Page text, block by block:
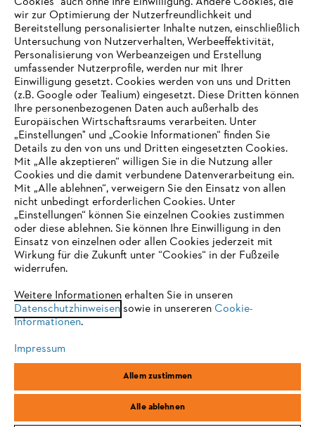
Online Shop
Service
Allgemeine Geschäftsbedingungen Datenschutz
Impressum Cookies Rechtliche Informationen
STIHL Vertriebszentrale AG & Co. KG, D-64807 Dieburg
IHR BROWSER WIRD NICHT
UNTERSTÜTZT
eine optimale Nutzung unserer Seite empfehlen wir Ihnen, zu
einem der folgenden Browser zu wechseln:
Firefox Chrome
wir zur Optimierung der Nutzerfreundlichkeit und
Bereitstellung personalisierter Inhalte nutzen, einschließlich
Untersuchung von Nutzerverhalten, Werbeeffektivität,
Personalisierung von Werbeanzeigen und Erstellung
umfassender Nutzerprofile, werden nur mit Ihrer
Einwilligung gesetzt. Cookies werden von uns und Dritten
(z.B. Google oder Tealium) eingesetzt. Diese Dritten können
Ihre personenbezogenen Daten auch außerhalb des
Europäischen Wirtschaftsraums verarbeiten. Unter
„Einstellungen" und „Cookie Informationen“ finden Sie
Details zu den von uns und Dritten eingesetzten Cookies.
Mit „Alle akzeptieren“ willigen Sie in die Nutzung aller
Cookies und die damit verbundene Datenverarbeitung ein.
Mit „Alle ablehnen“, verweigern Sie den Einsatz von allen
nicht unbedingt erforderlichen Cookies. Unter
„Einstellungen“ können Sie einzelnen Cookies zustimmen
oder diese ablehnen. Sie können Ihre Einwilligung in den
Einsatz von einzelnen oder allen Cookies jederzeit mit
Wirkung für die Zukunft unter “Cookies“ in der Fußzeile
widerrufen.
Weitere Informationen erhalten Sie in unseren
Datenschutzhinweisensowie in unsereren Cookie-
Informationen.
Impressum
Allem zustimmen
Alle ablehnen